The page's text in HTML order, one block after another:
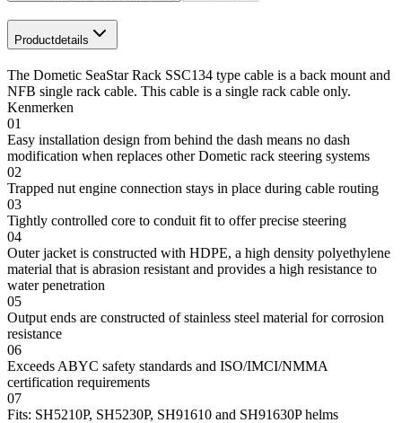
Productdetails
The Dometic SeaStar Rack SSC134 type cable is a back mount and
NFB single rack cable. This cable is a single rack cable only.
Kenmerken
01
Easy installation design from behind the dash means no dash
modification when replaces other Dometic rack steering systems
02
Trapped nut engine connection stays in place during cable routing
03
Tightly controlled core to conduit fit to offer precise steering
04
Outer jacket is constructed with HDPE, a high density polyethylene
material that is abrasion resistant and provides a high resistance to
water penetration
05
Output ends are constructed of stainless steel material for corrosion
resistance
06
Exceeds ABYC safety standards and ISO/IMCI/NMMA
certification requirements
07
Fits: SH5210P, SH5230P, SH91610 and SH91630P helms